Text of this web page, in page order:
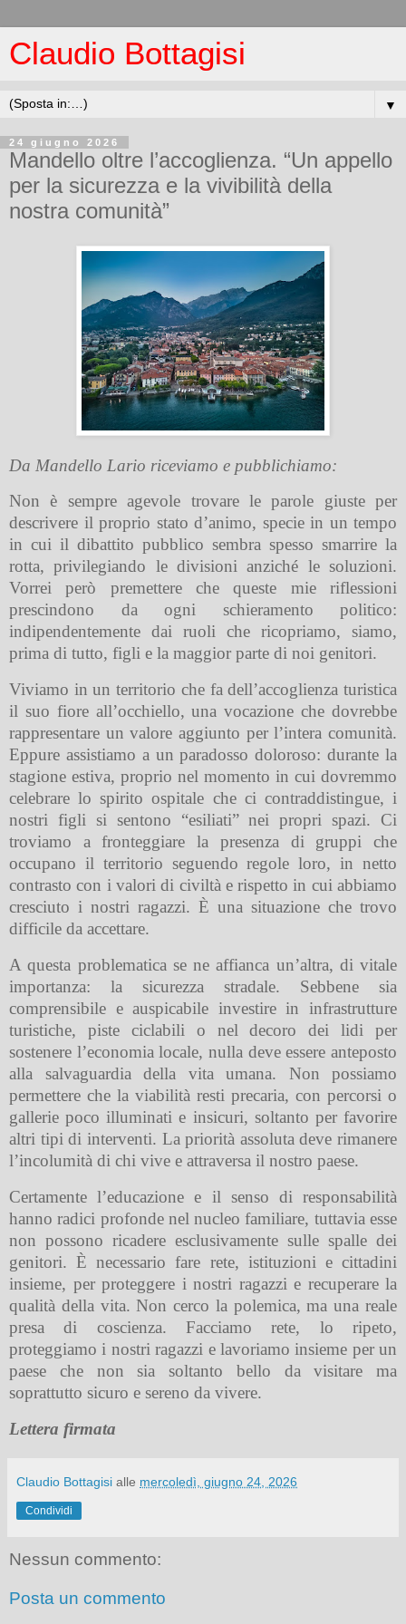
Claudio Bottagisi
▼
24 giugno 2026
Mandello oltre l’accoglienza. “Un appello
per la sicurezza e la vivibilità della
nostra comunità”
Da Mandello Lario riceviamo e pubblichiamo:
Non è sempre agevole trovare le parole giuste per
descrivere il proprio stato d’animo, specie in un tempo
in cui il dibattito pubblico sembra spesso smarrire la
rotta, privilegiando le divisioni anziché le soluzioni.
Vorrei però premettere che queste mie riflessioni
prescindono da ogni schieramento politico:
indipendentemente dai ruoli che ricopriamo, siamo,
prima di tutto, figli e la maggior parte di noi genitori.
Viviamo in un territorio che fa dell’accoglienza turistica
il suo fiore all’occhiello, una vocazione che dovrebbe
rappresentare un valore aggiunto per l’intera comunità.
Eppure assistiamo a un paradosso doloroso: durante la
stagione estiva, proprio nel momento in cui dovremmo
celebrare lo spirito ospitale che ci contraddistingue, i
nostri figli si sentono “esiliati” nei propri spazi. Ci
troviamo a fronteggiare la presenza di gruppi che
occupano il territorio seguendo regole loro, in netto
contrasto con i valori di civiltà e rispetto in cui abbiamo
cresciuto i nostri ragazzi. È una situazione che trovo
difficile da accettare.
A questa problematica se ne affianca un’altra, di vitale
importanza: la sicurezza stradale. Sebbene sia
comprensibile e auspicabile investire in infrastrutture
turistiche, piste ciclabili o nel decoro dei lidi per
sostenere l’economia locale, nulla deve essere anteposto
alla salvaguardia della vita umana. Non possiamo
permettere che la viabilità resti precaria, con percorsi o
gallerie poco illuminati e insicuri, soltanto per favorire
altri tipi di interventi. La priorità assoluta deve rimanere
l’incolumità di chi vive e attraversa il nostro paese.
Certamente l’educazione e il senso di responsabilità
hanno radici profonde nel nucleo familiare, tuttavia esse
non possono ricadere esclusivamente sulle spalle dei
genitori. È necessario fare rete, istituzioni e cittadini
insieme, per proteggere i nostri ragazzi e recuperare la
qualità della vita. Non cerco la polemica, ma una reale
presa di coscienza. Facciamo rete, lo ripeto,
proteggiamo i nostri ragazzi e lavoriamo insieme per un
paese che non sia soltanto bello da visitare ma
soprattutto sicuro e sereno da vivere.
Lettera firmata
Claudio Bottagisi alle mercoledì, giugno 24, 2026
Condividi
Nessun commento:
Posta un commento